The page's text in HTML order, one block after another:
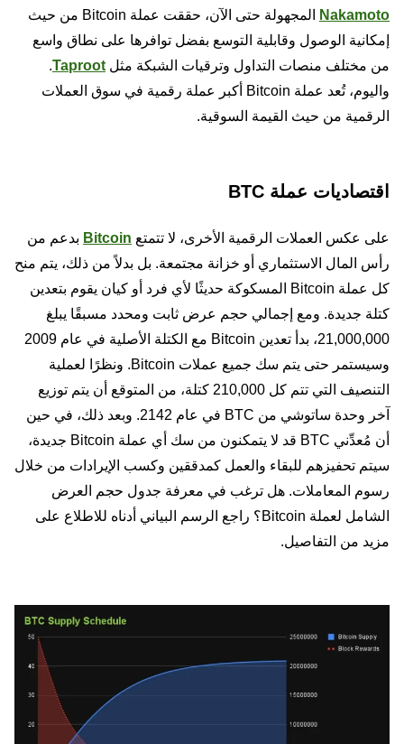
Nakamoto
المجهولة حتى الآن، حققت عملة Bitcoin من حيث
إمكانية الوصول وقابلية التوسع بفضل توافرها على نطاق واسع
من مختلف منصات التداول وترقيات الشبكة مثل Taproot
.
واليوم، تُعد عملة Bitcoin أكبر عملة رقمية في سوق العملات
الرقمية من حيث القيمة السوقية.
اقتصاديات عملة BTC
على عكس العملات الرقمية الأخرى، لا تتمتع Bitcoin بدعم من
رأس المال الاستثماري أو خزانة مجتمعة. بل بدلاً من ذلك، يتم منح
كل عملة Bitcoin المسكوكة حديثًا لأي فرد أو كيان يقوم بتعدين
كتلة جديدة. ومع إجمالي حجم عرض ثابت ومحدد مسبقًا يبلغ
21,000,000، بدأ تعدين Bitcoin مع الكتلة الأصلية في عام 2009
وسيستمر حتى يتم سك جميع عملات Bitcoin. ونظرًا لعملية
التنصيف التي تتم كل 210,000 كتلة، من المتوقع أن يتم توزيع
آخر وحدة ساتوشي من BTC في عام 2142. وبعد ذلك، في حين
أن مُعدِّني BTC قد لا يتمكنون من سك أي عملة Bitcoin جديدة،
سيتم تحفيزهم للبقاء والعمل كمدققين وكسب الإيرادات من خلال
رسوم المعاملات. هل ترغب في معرفة جدول حجم العرض
الشامل لعملة Bitcoin؟ راجع الرسم البياني أدناه للاطلاع على
مزيد من التفاصيل.